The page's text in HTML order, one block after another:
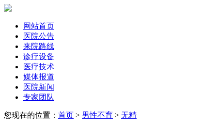
网站首页
医院公告
来院路线
诊疗设备
医疗技术
媒体报道
医院新闻
专家团队
您现在的位置： 首页 > 男性不育 > 无精